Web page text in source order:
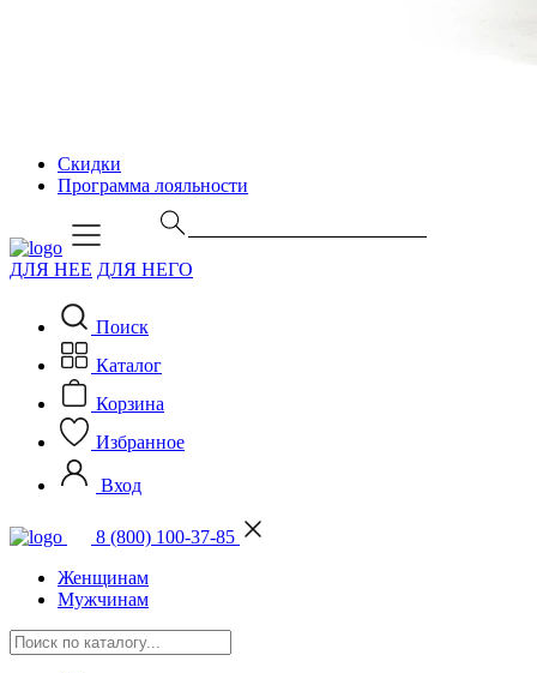
Скидки
Программа лояльности
ДЛЯ НЕЕ ДЛЯ НЕГО
Поиск
Каталог
Корзина
Избранное
Вход
8 (800) 100-37-85
Женщинам
Мужчинам